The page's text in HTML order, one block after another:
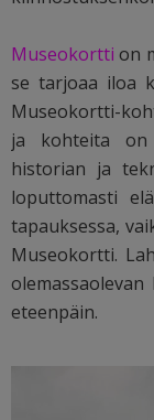
Museokortti on
se tarjoaa iloa
Museokortti-
ja kohteita on
historian ja
loputtomasti
tapauksessa,
Museokortti.
eteenpäin.